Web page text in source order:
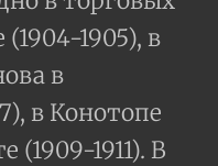
1905), в
в
в Конотопе
(1909-1911). В